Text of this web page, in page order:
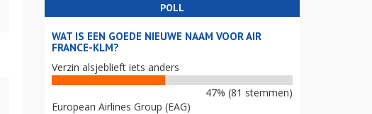
POLL
WAT IS EEN GOEDE NIEUWE NAAM VOOR AIR
FRANCE-KLM?
Verzin alsjeblieft iets anders
47% (81 stemmen)
European Airlines Group (EAG)